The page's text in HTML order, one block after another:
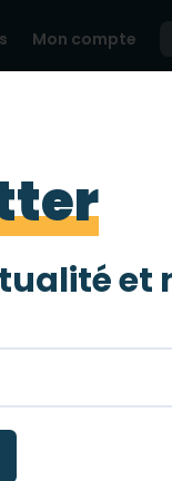
Mon compte
PMR ! Partez
France, en les
et